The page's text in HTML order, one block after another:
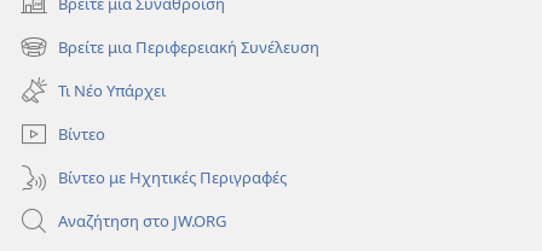
(ανοίγει
νέο
παράθυρο)
Βρείτε μια Περιφερειακή Συνέλευση
(ανοίγει
νέο
παράθυρο)
Τι Νέο Υπάρχει
Βίντεο
Βίντεο με Ηχητικές Περιγραφές
Αναζήτηση στο JW.ORG